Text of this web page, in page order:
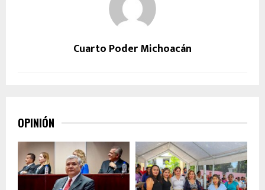
Cuarto Poder Michoacán
OPINIÓN